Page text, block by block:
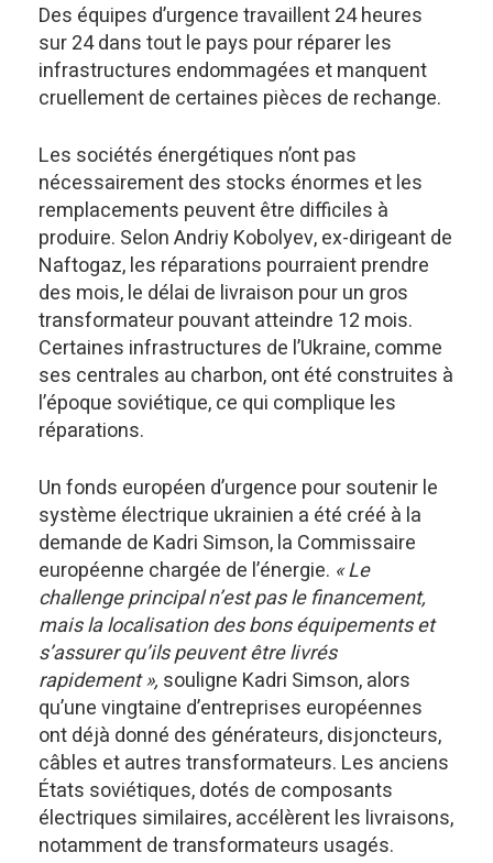
Des équipes d’urgence travaillent 24 heures
sur 24 dans tout le pays pour réparer les
infrastructures endommagées et manquent
cruellement de certaines pièces de rechange.
Les sociétés énergétiques n’ont pas
nécessairement des stocks énormes et les
remplacements peuvent être difficiles à
produire. Selon Andriy Kobolyev, ex-dirigeant de
Naftogaz, les réparations pourraient prendre
des mois, le délai de livraison pour un gros
transformateur pouvant atteindre 12 mois.
Certaines infrastructures de l’Ukraine, comme
ses centrales au charbon, ont été construites à
l’époque soviétique, ce qui complique les
réparations.
Un fonds européen d’urgence pour soutenir le
système électrique ukrainien a été créé à la
demande de Kadri Simson, la Commissaire
européenne chargée de l’énergie. « Le
challenge principal n’est pas le financement,
mais la localisation des bons équipements et
s’assurer qu’ils peuvent être livrés
rapidement », souligne Kadri Simson, alors
qu’une vingtaine d’entreprises européennes
ont déjà donné des générateurs, disjoncteurs,
câbles et autres transformateurs. Les anciens
États soviétiques, dotés de composants
électriques similaires, accélèrent les livraisons,
notamment de transformateurs usagés.